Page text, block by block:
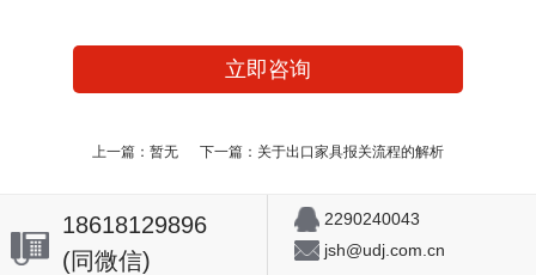
立即咨询
上一篇：暂无 下一篇：关于出口家具报关流程的解析
18618129896
(同微信)
2290240043
jsh@udj.com.cn